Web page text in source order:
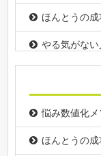
ほんとうの
やる気がな
悩み数値化
ほんとうの